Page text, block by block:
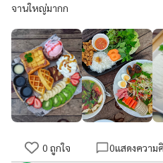
จานใหญ่มากก
0 ถูกใจ 0แสดงความ